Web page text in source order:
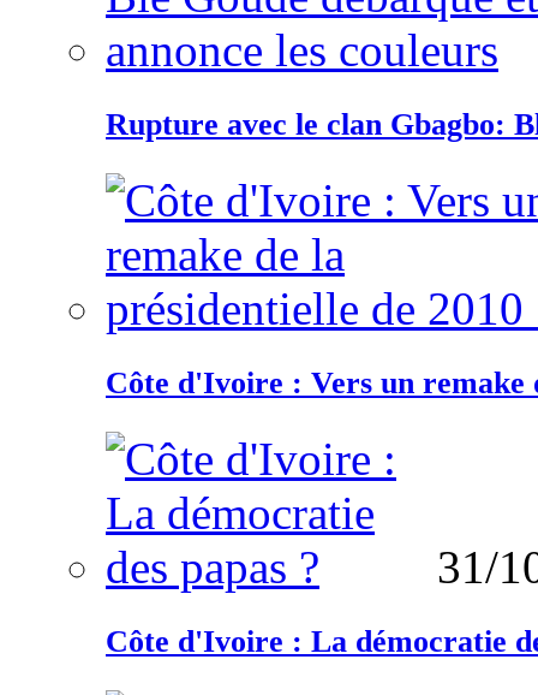
Rupture avec le clan Gbagbo:
Côte d'Ivoire : Vers un remake
31/
Côte d'Ivoire : La démocratie